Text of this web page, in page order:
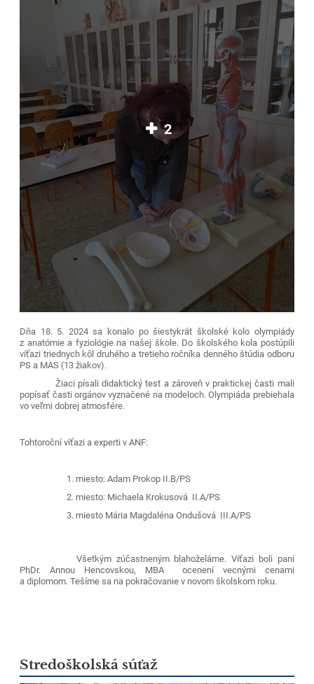
2
Dňa 18. 5. 2024 sa konalo po šiestykrát školské kolo olympiády
z anatómie a fyziológie na našej škole. Do školského kola postúpili
víťazi triednych kôl druhého a tretieho ročníka denného štúdia odboru
PS a MAS (13 žiakov).
Žiaci písali didaktický test a zároveň v praktickej časti mali
popísať časti orgánov vyznačené na modeloch. Olympiáda prebiehala
vo veľmi dobrej atmosfére.
Tohtoroční víťazi a experti v ANF:
miesto: Adam Prokop II.B/PS
miesto: Michaela Krokusová II.A/PS
miesto Mária Magdaléna Ondušová III.A/PS
Všetkým zúčastneným blahoželáme. Víťazi boli pani
PhDr. Annou Hencovskou, MBA ocenení vecnými cenami
a diplomom. Tešíme sa na pokračovanie v novom školskom roku.
Stredoškolská súťaž